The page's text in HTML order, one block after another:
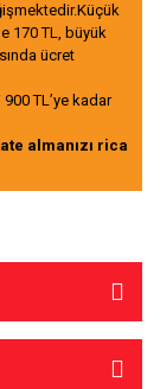
170 TL, büyük
ücret
TL’ye kadar
almanızı rica